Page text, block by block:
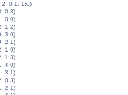
0:1, 1:0)
0:3)
0:0)
1:2)
3:0)
2:1)
1:0)
1:3)
4:0)
3:1)
0:3)
2:1)